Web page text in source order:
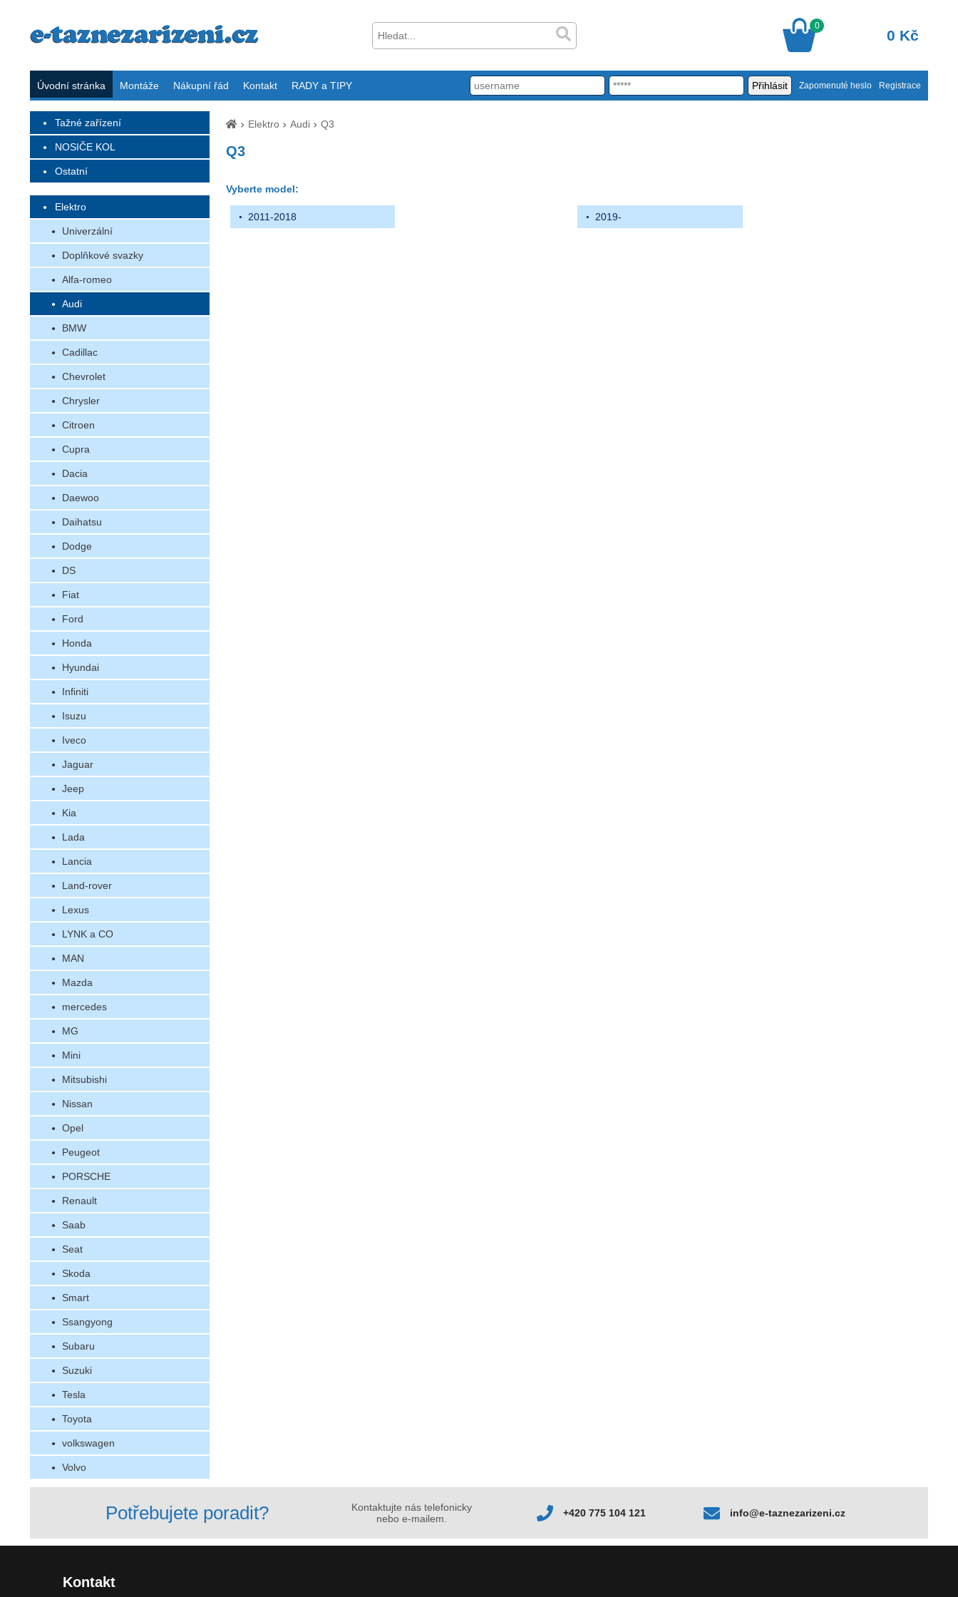
0
0 Kč
Úvodní stránka Montáže Nákupní řád Kontakt RADY a TIPY Zapomenuté heslo Registrace
Tažné zařízení
NOSIČE KOL
Ostatní
Elektro
Univerzální
Doplňkové svazky
Alfa-romeo
Audi
BMW
Cadillac
Chevrolet
Chrysler
Citroen
Cupra
Dacia
Daewoo
Daihatsu
Dodge
DS
Fiat
Ford
Honda
Hyundai
Infiniti
Isuzu
Iveco
Jaguar
Jeep
Kia
Lada
Lancia
Land-rover
Lexus
LYNK a CO
MAN
Mazda
mercedes
MG
Mini
Mitsubishi
Nissan
Opel
Peugeot
PORSCHE
Renault
Saab
Seat
Skoda
Smart
Ssangyong
Subaru
Suzuki
Tesla
Toyota
volkswagen
Volvo
Elektro Audi Q3
Q3
Vyberte model:
2011-2018 2019-
Potřebujete poradit?
Kontaktujte nás telefonicky
nebo e-mailem.
+420 775 104 121 info@e-taznezarizeni.cz
Kontakt